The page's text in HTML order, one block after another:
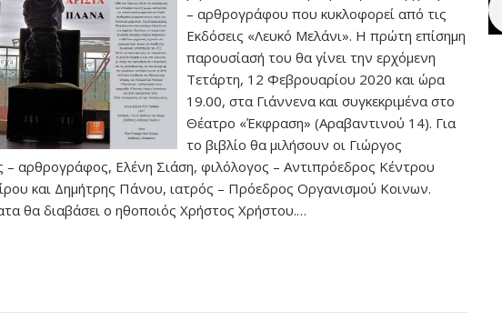
– αρθρογράφου που κυκλοφορεί από τις
Εκδόσεις «Λευκό Μελάνι». H πρώτη επίσημη
παρουσίασή του θα γίνει την ερχόμενη
Τετάρτη, 12 Φεβρουαρίου 2020 και ώρα
19.00, στα Γιάννενα και συγκεκριμένα στο
Θέατρο «Έκφραση» (Αραβαντινού 14). Για
το βιβλίο θα μιλήσουν οι Γιώργος
– αρθρογράφος, Ελένη Σιάση, φιλόλογος – Αντιπρόεδρος Κέντρου
και Δημήτρης Πάνου, ιατρός – Πρόεδρος Οργανισμού Κοινων.
θα διαβάσει ο ηθοποιός Χρήστος Χρήστου.…